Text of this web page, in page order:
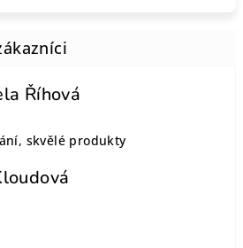
Říhová
obchodu je 5 z 5 hvězdiček.
skvělé produkty
obchodu je 5 z 5 hvězdiček.